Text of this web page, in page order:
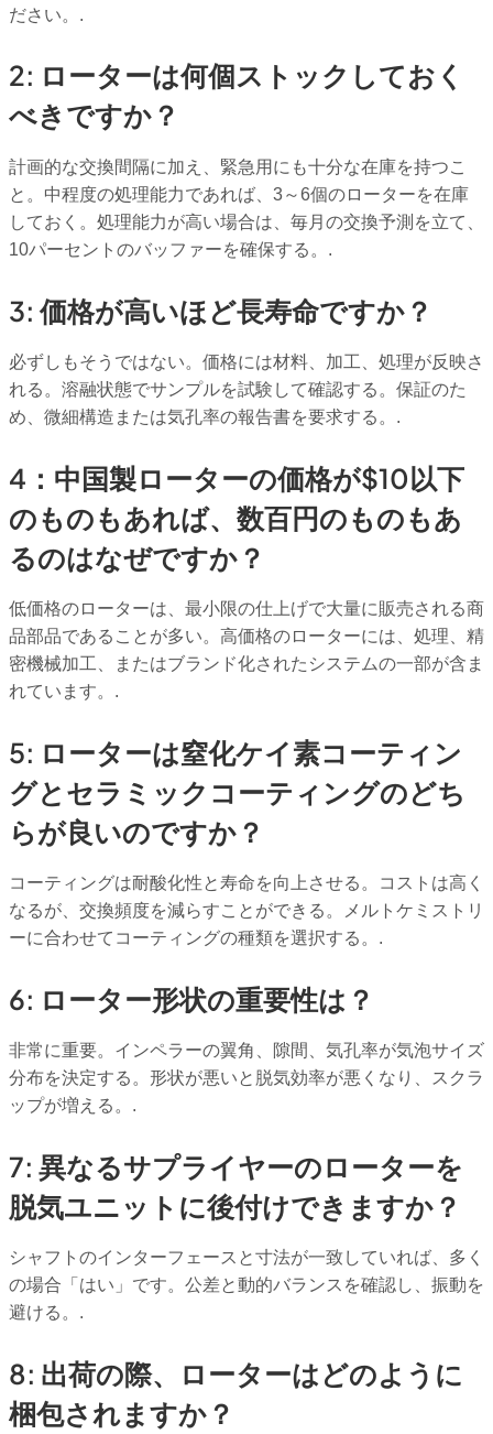
ださい。.
2: ローターは何個ストックしておく
べきですか？
計画的な交換間隔に加え、緊急用にも十分な在庫を持つこ
と。中程度の処理能力であれば、3～6個のローターを在庫
しておく。処理能力が高い場合は、毎月の交換予測を立て、
10パーセントのバッファーを確保する。.
3: 価格が高いほど長寿命ですか？
必ずしもそうではない。価格には材料、加工、処理が反映さ
れる。溶融状態でサンプルを試験して確認する。保証のた
め、微細構造または気孔率の報告書を要求する。.
4：中国製ローターの価格が$10以下
のものもあれば、数百円のものもあ
るのはなぜですか？
低価格のローターは、最小限の仕上げで大量に販売される商
品部品であることが多い。高価格のローターには、処理、精
密機械加工、またはブランド化されたシステムの一部が含ま
れています。.
5: ローターは窒化ケイ素コーティン
グとセラミックコーティングのどち
らが良いのですか？
コーティングは耐酸化性と寿命を向上させる。コストは高く
なるが、交換頻度を減らすことができる。メルトケミストリ
ーに合わせてコーティングの種類を選択する。.
6: ローター形状の重要性は？
非常に重要。インペラーの翼角、隙間、気孔率が気泡サイズ
分布を決定する。形状が悪いと脱気効率が悪くなり、スクラ
ップが増える。.
7: 異なるサプライヤーのローターを
脱気ユニットに後付けできますか？
シャフトのインターフェースと寸法が一致していれば、多く
の場合「はい」です。公差と動的バランスを確認し、振動を
避ける。.
8: 出荷の際、ローターはどのように
梱包されますか？